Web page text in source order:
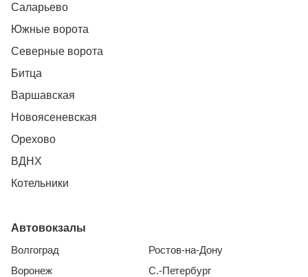
Саларьево
Южные ворота
Северные ворота
Битца
Варшавская
Новоясеневская
Орехово
ВДНХ
Котельники
Автовокзалы
Волгоград
Воронеж
Ростов-на-Дону
С.-Петербург